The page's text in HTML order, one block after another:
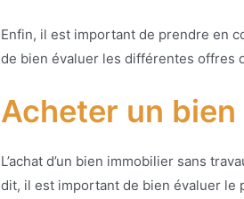
Enfin, il est important de prendre en
de bien évaluer les différentes offres
Acheter un
L’achat d’un bien immobilier sans
dit, il est important de bien évaluer le